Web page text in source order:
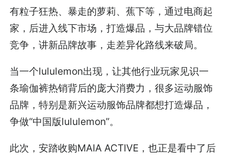
有粒子狂热、暴走的萝莉、蕉下等，通过电商起
家，后进入线下市场，打造爆品，与大品牌错位
竞争，讲新品牌故事，走差异化路线来破局。
当一个lululemon出现，让其他行业玩家见识一
条瑜伽裤热销背后的庞大消费力，很多运动服饰
品牌，特别是新兴运动服饰品牌都想打造爆品，
争做“中国版lululemon”。
此次，安踏收购MAIA ACTIVE，也正是看中了后